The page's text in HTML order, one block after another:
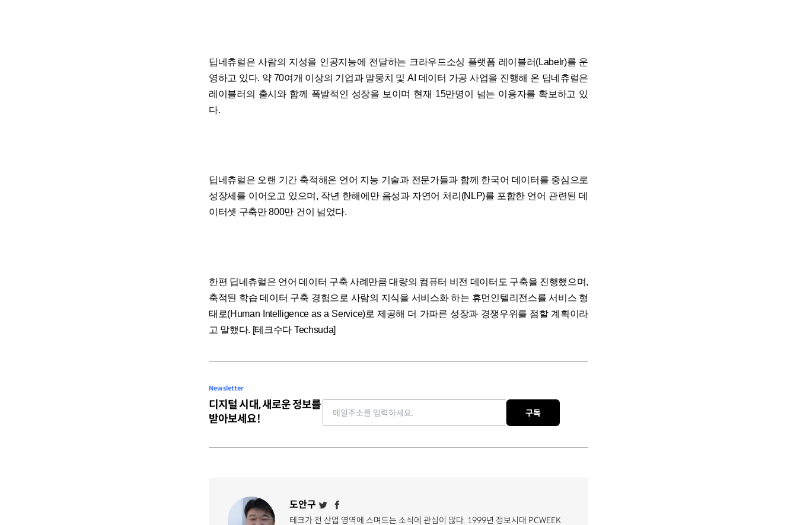
딥네츄럴은 사람의 지성을 인공지능에 전달하는 크라우드소싱 플랫폼 레이블러(Labelr)를 운
영하고 있다. 약 70여개 이상의 기업과 말뭉치 및 AI 데이터 가공 사업을 진행해 온 딥네츄럴은
레이블러의 출시와 함께 폭발적인 성장을 보이며 현재 15만명이 넘는 이용자를 확보하고 있
다.
딥네츄럴은 오랜 기간 축적해온 언어 지능 기술과 전문가들과 함께 한국어 데이터를 중심으로
성장세를 이어오고 있으며, 작년 한해에만 음성과 자연어 처리(NLP)를 포함한 언어 관련된 데
이터셋 구축만 800만 건이 넘었다.
한편 딥네츄럴은 언어 데이터 구축 사례만큼 대량의 컴퓨터 비전 데이터도 구축을 진행했으며,
축적된 학습 데이터 구축 경험으로 사람의 지식을 서비스화 하는 휴먼인텔리전스를 서비스 형
태로(Human Intelligence as a Service)로 제공해 더 가파른 성장과 경쟁우위를 점할 계획이라
고 말했다. [테크수다 Techsuda]
Newsletter
디지털 시대, 새로운 정보를
받아보세요!
구독
도안구
테크가 전 산업 영역에 스며드는 소식에 관심이 많다. 1999년 정보시대 PCWEEK